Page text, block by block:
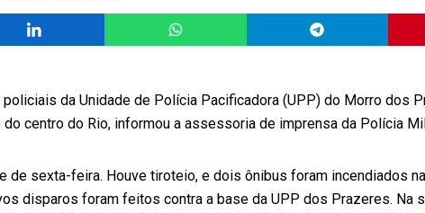
policiais da Unidade de Polícia Pacificadora (UPP) do Morro dos
centro do Rio, informou a assessoria de imprensa da Polícia
de sexta-feira. Houve tiroteio, e dois ônibus foram incendiados
disparos foram feitos contra a base da UPP dos Prazeres. Na